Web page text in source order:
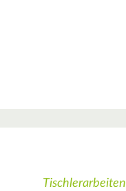
Tischlerarbeiten